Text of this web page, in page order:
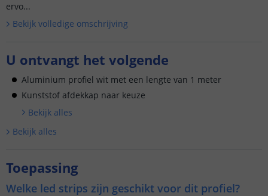
ervo...
Bekijk volledige omschrijving
U ontvangt het volgende
Aluminium profiel wit met een lengte van 1 meter
Kunststof afdekkap naar keuze
Bekijk alles
Bekijk alles
Toepassing
Welke led strips zijn geschikt voor dit profiel?